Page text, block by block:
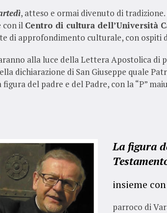
, atteso e ormai divenuto di
con il Centro di cultura dell’Università
di approfondimento culturale, con ospiti
alla luce della Lettera Apostolica di
dichiarazione di San Giuseppe quale
del padre e del Padre, con la “P”
La figura
insieme
parroco di